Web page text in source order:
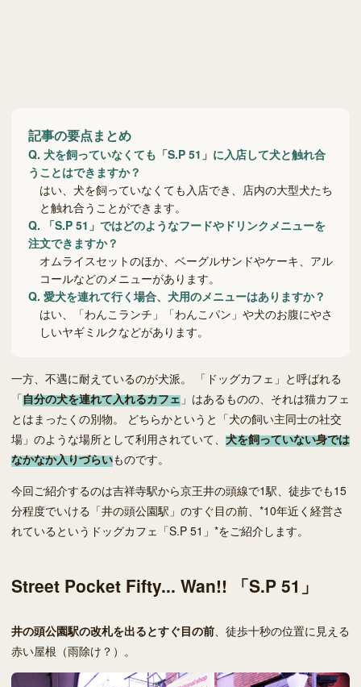
記事の要点まとめ
Q. 犬を飼っていなくても「S.P 51」に入店して犬と触れ合
うことはできますか？
はい、犬を飼っていなくても入店でき、店内の大型犬たち
と触れ合うことができます。
Q.
「S.P 51」ではどのようなフードやドリンクメニューを
注文できますか？
オムライスセットのほか、ベーグルサンドやケーキ、アル
コールなどのメニューがあります。
Q. 愛犬を連れて行く場合、犬用のメニューはありますか？
はい、「わんこランチ」「わんこパン」や犬のお腹にやさ
しいヤギミルクなどがあります。
一方、不遇に耐えているのが犬派。 「ドッグカフェ」と呼ばれる
「自分の犬を連れて入れるカフェ 」はあるものの、それは猫カフェ
とはまったくの別物。 どちらかというと「犬の飼い主同士の社交
場」のような場所として利用されていて、 犬を飼っていない身では
なかなか入りづらいものです。
今回ご紹介するのは吉祥寺駅から京王井の頭線で1駅、徒歩でも15
分程度でいける「井の頭公園駅」のすぐ目の前、*10年近く経営さ
れているというドッグカフェ「S.P 51」*をご紹介します。
Street Pocket Fifty... Wan!! 「S.P 51」
井の頭公園駅の改札を出るとすぐ目の前、徒歩十秒の位置に見える
赤い屋根（雨除け？）。